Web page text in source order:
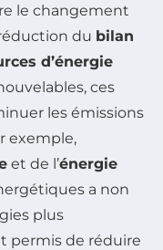
le changement
du bilan
d’énergie
ces
les émissions
exemple,
et de l’énergie
a non
plus
permis de réduire